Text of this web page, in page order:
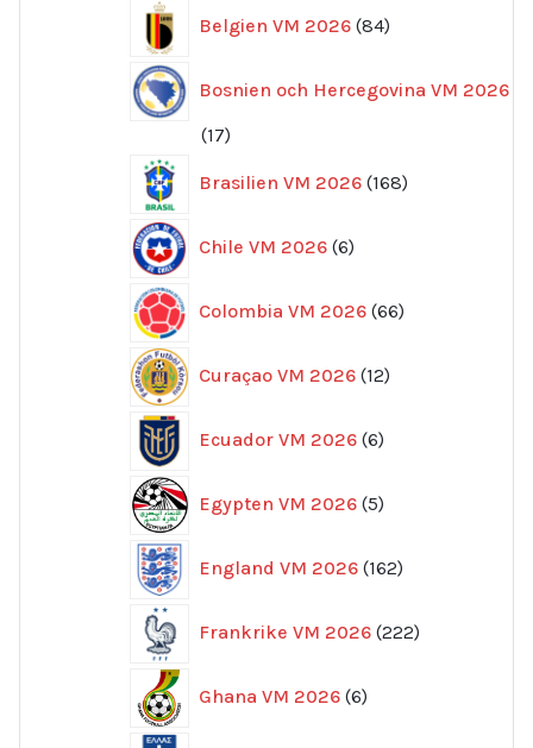
Belgien VM 2026 84
produkter
Bosnien och Hercegovina VM 2026
1717
Brasilien VM 2026 168
produkter
Chile VM 2026 6
produkter
Colombia VM 2026 66
produkter
Curaçao VM 2026 12
produkter
Ecuador VM 2026 6
produkter
Egypten VM 2026 5
produkter
England VM 2026 162
produkter
Frankrike VM 2026 222
produkter
Ghana VM 2026 6
produkter